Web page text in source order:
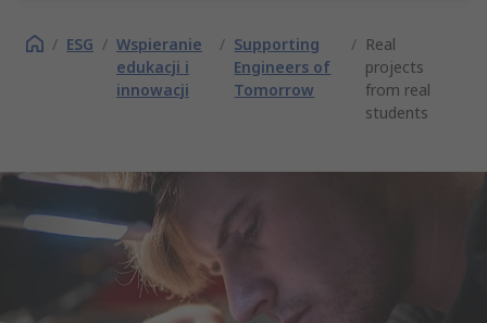
/ ESG / Wspieranie
edukacji i
innowacji
/ Supporting
Engineers of
Tomorrow
/ Real
projects
from real
students